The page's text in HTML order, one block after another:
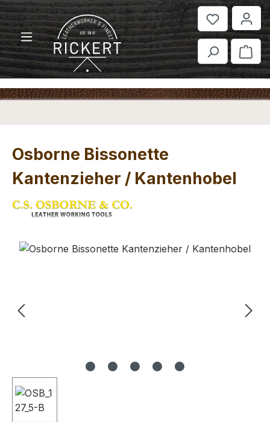
Zum Hauptinhalt springen
Osborne Bissonette
Kantenzieher / Kantenhobel
Bildergalerie überspringen